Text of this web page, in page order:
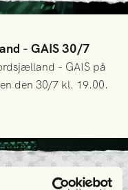
- GAIS 30/7
- GAIS på
den 30/7 kl. 19.00.